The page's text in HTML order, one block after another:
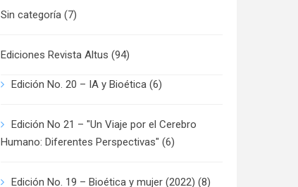
Sin categoría (7)
Ediciones Revista Altus (94)
Edición No. 20 – IA y Bioética (6)
Edición No 21 – "Un Viaje por el Cerebro
Humano: Diferentes Perspectivas" (6)
Edición No. 19 – Bioética y mujer (2022) (8)